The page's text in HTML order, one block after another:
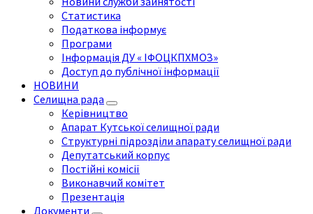
Статистика
Податкова інформує
Програми
Інформація ДУ « ІФОЦКПХМОЗ»
Доступ до публічної інформації
НОВИНИ
Селищна рада
Керівництво
Апарат Кутської селищної ради
Структурні підрозділи апарату селищної ради
Депутатський корпус
Постійні комісії
Виконавчий комітет
Презентація
Документи